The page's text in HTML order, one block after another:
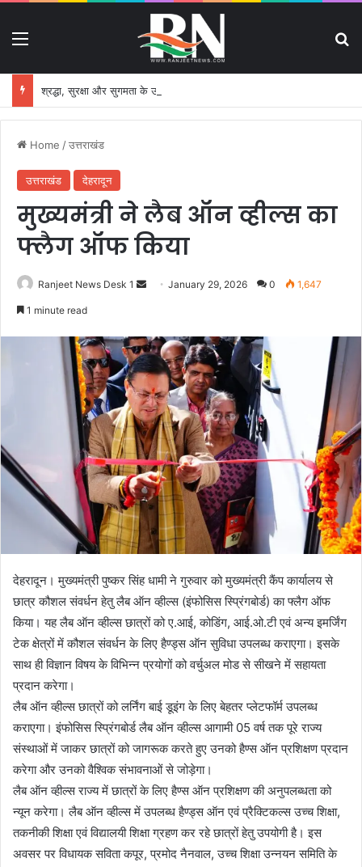
Home /उत्तराखंड
उत्तराखंड देहरादून
मुख्यमंत्री ने लैब ऑन व्हील्स का
फ्लैग ऑफ किया
Ranjeet News Desk 1
d
a
n
e
m
a
i
l
January 29, 2026 0 1,647
1 minute read
देहरादून। मुख्यमंत्री पुष्कर सिंह धामी ने गुरुवार को मुख्यमंत्री कैंप कार्यालय से
छात्र कौशल संवर्धन हेतु लैब ऑन व्हील्स (इंफोसिस स्प्रिंगबोर्ड) का फ्लैग ऑफ
किया। यह लैब ऑन व्हील्स छात्रों को ए.आई, कोडिंग, आई.ओ.टी एवं अन्य इमर्जिंग
टेक क्षेत्रों में कौशल संवर्धन के लिए हैण्ड्स ऑन सुविधा उपलब्ध कराएगा। इसके
साथ ही विज्ञान विषय के विभिन्न प्रयोगों को वर्चुअल मोड से सीखने में सहायता
प्रदान करेगा।
लैब ऑन व्हील्स छात्रों को लर्निंग बाई डूइंग के लिए बेहतर प्लेटफॉर्म उपलब्ध
कराएगा। इंफोसिस स्प्रिंगबोर्ड लैब ऑन व्हील्स आगामी 05 वर्ष तक पूरे राज्य
संस्थाओं में जाकर छात्रों को जागरूक करते हुए उनको हैण्स ऑन प्रशिक्षण प्रदान
करेगा और उनको वैश्विक संभावनाओं से जोड़ेगा।
लैब ऑन व्हील्स राज्य में छात्रों के लिए हैण्स ऑन प्रशिक्षण की अनुपलब्धता को
न्यून करेगा। लैब ऑन व्हील्स में उपलब्ध हैण्ड्स ऑन एवं प्रैक्टिकल्स उच्च शिक्षा,
तकनीकी शिक्षा एवं विद्यालयी शिक्षा ग्रहण कर रहे छात्रों हेतु उपयोगी है। इस
अवसर पर विधायक सविता कपूर, प्रमोद नैनवाल, उच्च शिक्षा उन्नयन समिति के